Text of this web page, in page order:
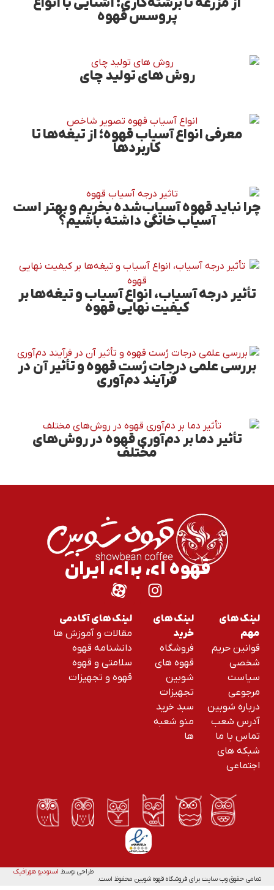
پروسس قهوه
روش های تولید چای
معرفی انواع آسیاب قهوه؛ از تیغه‌ها تا
کاربردها
چرا نباید قهوه آسیاب‌شده بخریم و بهتر است
آسیاب خانگی داشته باشیم؟
تأثیر درجه آسیاب، انواع آسیاب و تیغه‌ها بر
کیفیت نهایی قهوه
بررسی علمی درجات رُست قهوه و تأثیر آن در
فرآیند دم‌آوری
تأثیر دما بر دم‌آوری قهوه در روش‌های
مختلف
قهوه ای برای ایران
لینک های
مهم
قوانین حریم
شخصی
سیاست
مرجوعی
درباره شوبین
آدرس شعب
تماس با ما
شبکه های
اجتماعی
لینک های
خرید
فروشگاه
قهوه های
شوبین
تجهیزات
سبد خرید
منو شعبه
ها
لینک های آکادمی
مقالات و آموزش ها
دانشنامه قهوه
سلامتی و قهوه
قهوه و تجهیزات
تمامی حقوق وب سایت برای فروشگاه قهوه شوبین محفوظ است.
طراحی توسط استودیو هورافیک